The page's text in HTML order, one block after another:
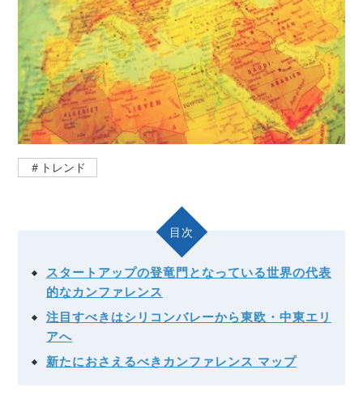
＃トレンド
目次
スタートアップの登竜門となっている世界の代表
的なカンファレンス
注目すべきはシリコンバレーから東欧・中東エリ
アへ
新たにおさえるべきカンファレンス マップ